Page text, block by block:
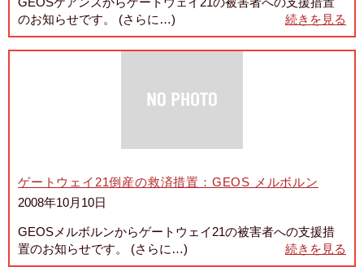
のお知らせです。 (さらに…)
続きを見る
ゲートウェイ21倒産の救済措置：GEOS メルボルン
2008年10月10日
GEOSメルボルンからゲートウェイ21の被害者への支援措
置のお知らせです。 (さらに…)
続きを見る